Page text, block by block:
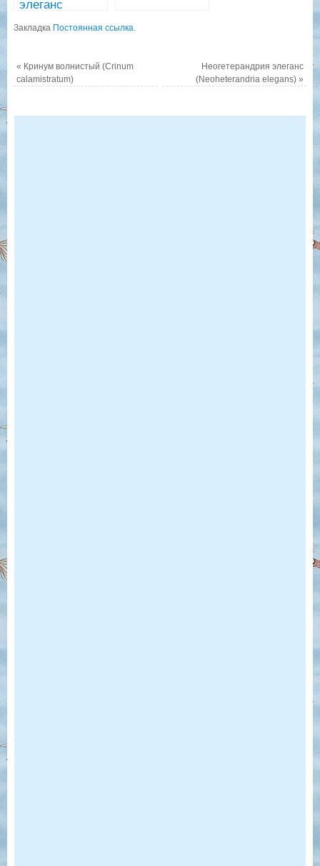
элеганс
(Neoheterandria
Закладка Постоянная ссылка.
« Кринум волнистый (Crinum
calamistratum)
Неогетерандрия элеганс
(Neoheterandria elegans)»